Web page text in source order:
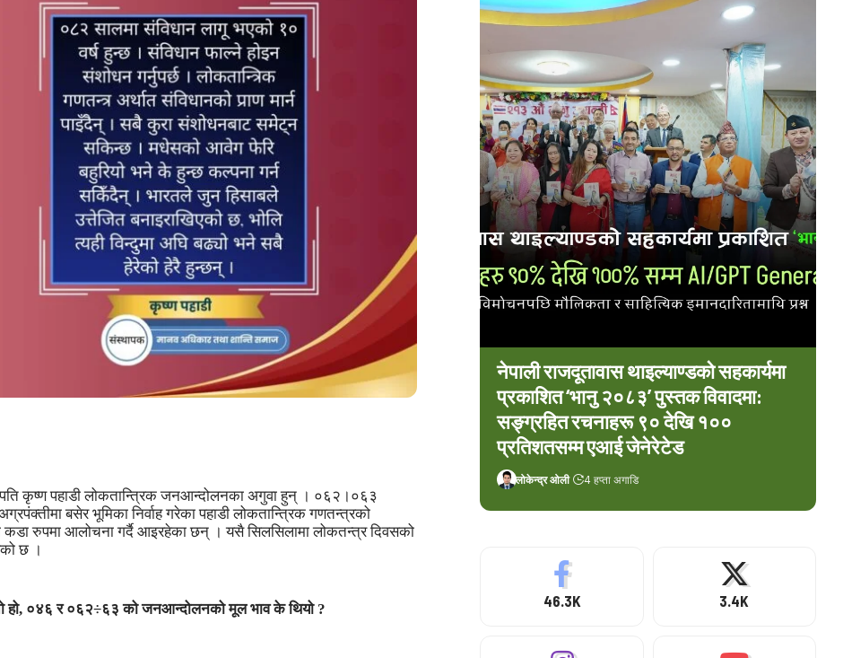
कृष्ण पहाडी लोकतान्त्रिक जनआन्दोलनका अगुवा हुन् । ०६२।०६३
बसेर भूमिका निर्वाह गरेका पहाडी लोकतान्त्रिक गणतन्त्रको
रुपमा आलोचना गर्दै आइरहेका छन् । यसै सिलसिलामा लोकतन्त्र दिवसको
छ ।
हो, ०४६ र ०६२÷६३ को जनआन्दोलनको मूल भाव के थियो ?
नेपाली राजदूतावास थाइल्याण्डको सहकार्यमा
प्रकाशित ‘भानु २०८३’ पुस्तक विवादमा:
सङ्ग्रहित रचनाहरू ९० देखि १००
प्रतिशतसम्म एआई जेनेरेटेड
लोकेन्द्र ओली 4 हप्ता अगाडि
46.3K 3.4K